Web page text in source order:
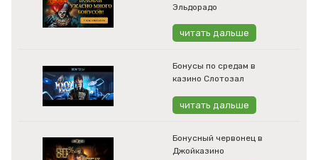
Эльдорадо
читать дальше
Бонусы по средам в
казино Слотозал
читать дальше
Бонусный червонец в
Джойказино